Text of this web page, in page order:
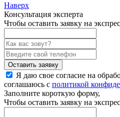
Наверх
Консультация эксперта
Чтобы оставить заявку на
Оставить заявку
Я даю свое согласие на
соглашаюсь с политикой
Заполните короткую форму,
Чтобы оставить заявку на